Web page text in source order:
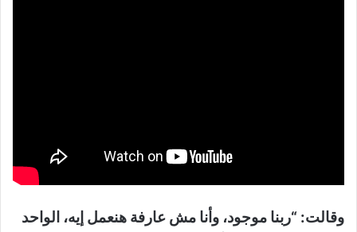
وقالت: “ربنا موجود، وأنا مش عارفة هنعمل إيه، الواحد